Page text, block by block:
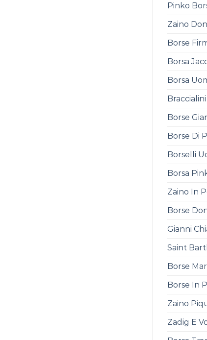
Pinko
Zaino
Borse
Borsa
Borsa
Borse
Borse Di
Borselli
Borsa
Zaino In
Borse
Gianni
Saint
Borse
Borse In
Zaino
Zadig E